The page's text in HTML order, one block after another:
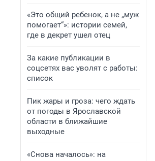
«Это общий ребенок, а не „муж
помогает“»: истории семей,
где в декрет ушел отец
За какие публикации в
соцсетях вас уволят с работы:
список
Пик жары и гроза: чего ждать
от погоды в Ярославской
области в ближайшие
выходные
«Снова началось»: на